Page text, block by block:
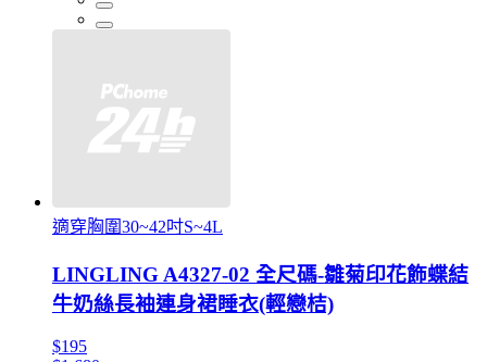
適穿胸圍30~42吋S~4L
LINGLING A4327-02 全尺碼-雛菊印花飾蝶結
牛奶絲長袖連身裙睡衣(輕戀桔)
$195